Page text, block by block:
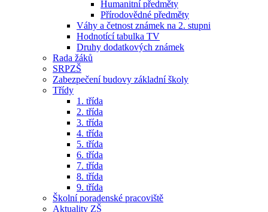
Humanitní předměty
Přírodovědné předměty
Váhy a četnost známek na 2. stupni
Hodnotící tabulka TV
Druhy dodatkových známek
Rada žáků
SRPZŠ
Zabezpečení budovy základní školy
Třídy
1. třída
2. třída
3. třída
4. třída
5. třída
6. třída
7. třída
8. třída
9. třída
Školní poradenské pracoviště
Aktuality ZŠ